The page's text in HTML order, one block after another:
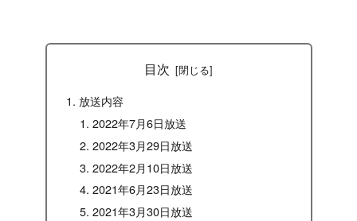
目次
放送内容
2022年7月6日放送
2022年3月29日放送
2022年2月10日放送
2021年6月23日放送
2021年3月30日放送